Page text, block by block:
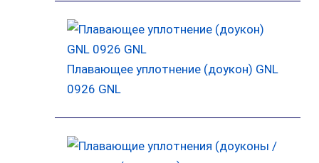
Плавающее уплотнение (доукон) GNL
0926 GNL